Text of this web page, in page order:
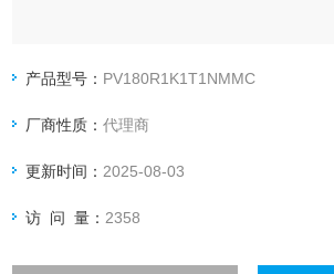
产品型号： PV180R1K1T1NMMC
厂商性质：代理商
更新时间： 2025-08-03
访 问 量： 2358